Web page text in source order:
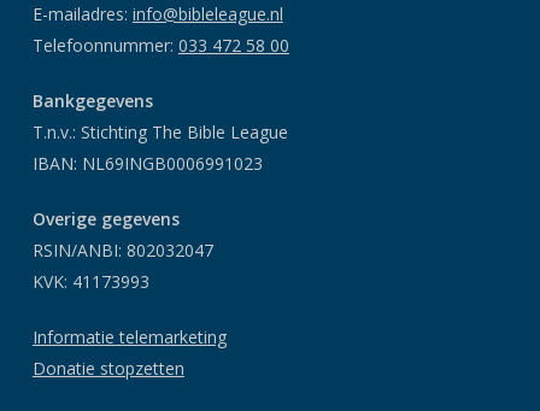
E-mailadres: info@bibleleague.nl
Telefoonnummer: 033 472 58 00
Bankgegevens
T.n.v.: Stichting The Bible League
IBAN: NL69INGB0006991023
Overige gegevens
RSIN/ANBI: 802032047
KVK: 41173993
Informatie telemarketing
Donatie stopzetten